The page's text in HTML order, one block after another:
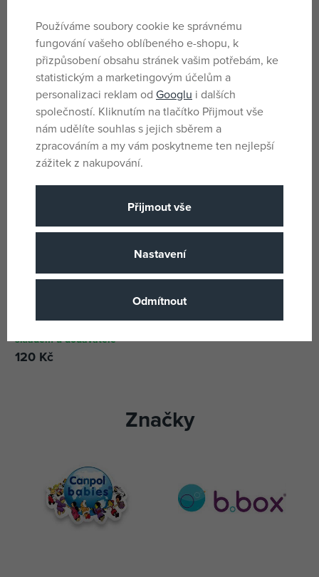
Munchkin - Krmící síťka na
ovoce
skladem
149 Kč
136 Kč
Nutriční hryzátko
skladem
DMOC:
242 Kč
Tannleke béžový
skladem u dodavatele
120 Kč
Značky
Používáme soubory cookie ke správnému
fungování vašeho oblíbeného e-shopu, k
přizpůsobení obsahu stránek vašim potřebám, ke
statistickým a marketingovým účelům a
personalizaci reklam od Googlu i dalších
společností. Kliknutím na tlačítko Přijmout vše
nám udělíte souhlas s jejich sběrem a
zpracováním a my vám poskytneme ten nejlepší
zážitek z nakupování.
Přijmout vše
Nastavení
Odmítnout